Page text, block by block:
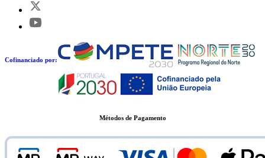
Cofinanciado por:
Métodos de Pagamento